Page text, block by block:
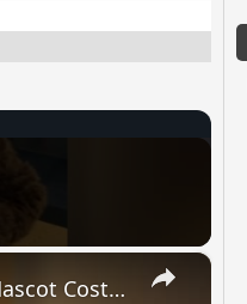
×
Soldier Surprises Stepdaughter With Homecoming In Otter Mascot Costume | Happily TV